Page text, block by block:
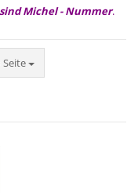
Michel - Nummer.
Seite